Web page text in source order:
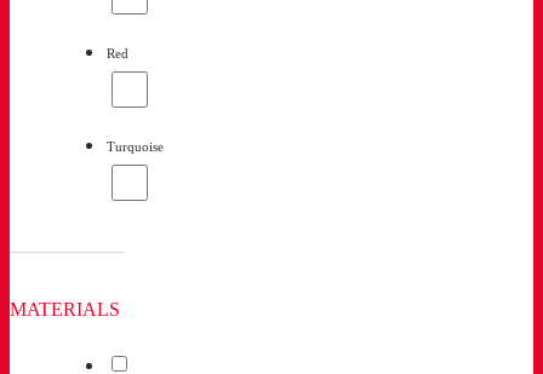
Red
Turquoise
MATERIALS